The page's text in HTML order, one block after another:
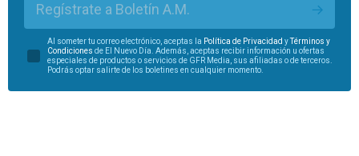
Regístrate a Boletín A.M.
Al someter tu correo electrónico, aceptas la Política de Privacidad yTérminos y
Condiciones de El Nuevo Día. Además, aceptas recibir información u ofertas
especiales de productos o servicios de GFR Media, sus afiliadas o de terceros.
Podrás optar salirte de los boletines en cualquier momento.